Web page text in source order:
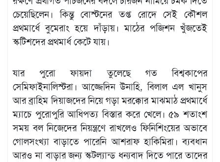
চেয়েছিলেন। কিন্তু বোস্টনের তপ্ত রোদে সেই কৌশল
প্রথমার্ধে বুমেরাং হয়ে দাঁড়ায়। মাঠের পজিশন খুঁজতেই
স্কটিশদের প্রথমার্ধ কেটে যায়।
যার পুরো ফায়দা তুলেছে গত বিশ্বকাপের
সেমিফাইনালিস্টরা। আজ্জেদিন উনাহি, বিলাল এল খানুস
আর ব্রাহিম দিয়াজদের নিয়ে গড়া মরক্কোর মাঝমাঠ প্রথমার্ধে
ম্যাচে পুরোপুরি আধিপত্য বিস্তার করে খেলে। ৫৯ শতাংশ
সময় বল নিজেদের নিয়ন্ত্রণে রাখলেও ফিনিশিংয়ের অভাবে
গোলসংখ্যা বাড়াতে পারেনি আশরাফ হাকিমিরা। ব্যবধান
আরও না বাড়ার জন্য স্কটল্যান্ড ধন্যবাদ দিতে পারে তাদের